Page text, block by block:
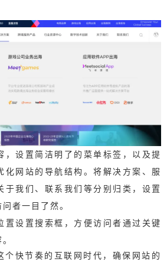
，设置简洁明了的菜单标签，以及提
化网站的导航结构。将解决方案、服
于我们、联系我们等分别归类，设置
者一目了然。
置设置搜索框，方便访问者通过关键
个快节奏的互联网时代，确保网站的